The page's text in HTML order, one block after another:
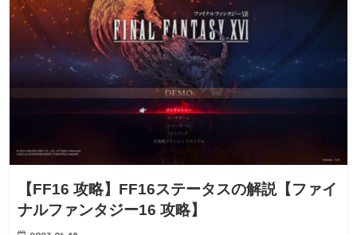
【FF16 攻略】FF16ステータスの解説【ファイ
ナルファンタジー16 攻略】